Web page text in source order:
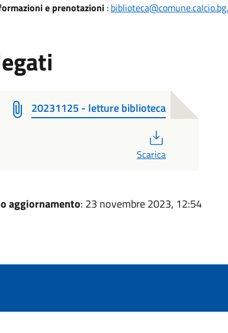
e prenotazioni:
20231125 - letture biblioteca
Scarica
aggiornamento: 23 novembre 2023, 12:54